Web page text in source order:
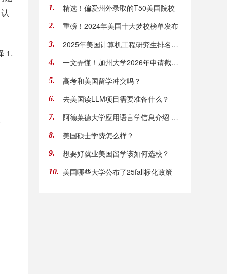
1.
1. 精选！偏爱州外录取的T50美国院校
2. 重磅！2024年美国十大梦校榜单发布
3. 2025年美国计算机工程研究生排名Top50名单
4. 一文弄懂！加州大学2026年申请截止日期
5. 高考和美国留学冲突吗？
6. 去美国读LLM项目需要准备什么？
7. 阿德莱德大学应用语言学信息介绍 录取要求你知
8. 美国硕士学费怎么样？
9. 想要好就业美国留学该如何选校？
10. 美国哪些大学公布了25fall标化政策